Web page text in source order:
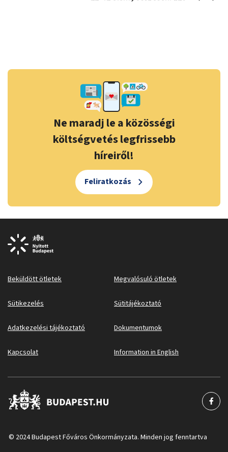
Ne maradj le a közösségi
költségvetés legfrissebb
híreiről!
Feliratkozás
Beküldött ötletek Megvalósuló ötletek
Sütikezelés Sütitájékoztató
Adatkezelési tájékoztató Dokumentumok
Kapcsolat Information in English
© 2024 Budapest Főváros Önkormányzata. Minden jog fenntartva